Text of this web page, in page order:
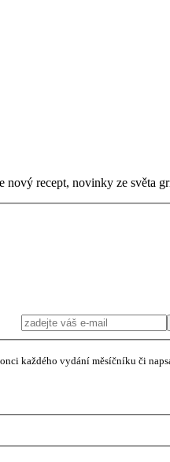
nový recept, novinky ze světa
každého vydání měsíčníku či